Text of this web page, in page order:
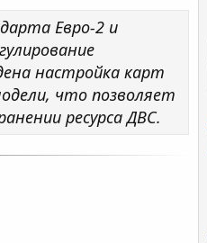
Евро-2 и
настройка карт
что позволяет
ресурса ДВС.